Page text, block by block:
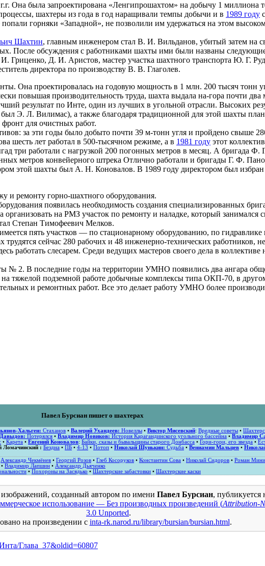
была запроектирована «Ленгипрошахтом» на добычу 1 миллиона
шахтеры из года в год наращивали темпы добычи и в 1989 году
горняки «Западной», не позволили им удержаться на этом
Шахтин, главным инженером стал В. И. Вильданов, убитый затем на
После обсуждения с работниками шахты ими были названы
Д. И. Аристов, мастер участка шахтного транспорта Ю. Г.
директора по производству В. В. Глаголев.
Она проектировалась на годовую мощность в 1 млн. 200 тысяч тонн
повышая производительность труда, шахта выдала на-гора почти
результат по Инте, один из лучших в угольной отрасли. Высоких
Э. Л. Вилимас), а также благодаря традиционной для этой шахты
для очистных работ.
за эти годы было добыто почти 39 м-тонн угля и пройдено свыше
шесть лет работал в 500-тысячном режиме, а в 1981 году этот
три работали с нагрузкой 200 погонных метров в месяц. А бригада Ф.
метров конвейерного штрека Отлично работали и бригады Г. Ф.
этой шахты был A. Н. Коновалов. В 1989 году директором был
ремонту горно-шахтного оборудования.
появилась необходимость создания специализированных
на РМЗ участок по ремонту и наладке, который занимался
Степан Тимофеевич Мелков.
пять участков — по стационарному оборудованию, по
сейчас 280 рабочих и 48 инженерно-технических работников,
работать слесарем. Среди ведущих мастеров своего дела в
№ 2. В последние годы на территории УМНО появились два ангара
тяжелой подземной работе добычные комплексы типа ОКП-70, в
и ремонтных работ. Все это делает работу УМНО более
Павел Бурсиан пишет о шахтерах
Хальген: Стаханов • Валерий Ухандеев: Новеллы • Виктор Мисевский: Вредные советы •
Потерялся • Владимир Новиков: История Карагандинского угольного бассейна • Владимир
• Карета • Евгений Коновалов: Байки, сказы и бывальщины старого Донбасса • Гори-гори, его звезда •
Ломачинский : Бездна • ПБ • 4-13 • Потоп • Николай Шунькин: Судьба • Вениамин Мальцев •
Александр Чекмёнев • Георгий Розов • Глеб Косоруков • Константин Сова • Николай Сидоров • Роман
• Владимир Лапшин • Александр Дьяченко
• Похороны на Засядько • Шахтерские забастовки • Шахтерские каски
созданный автором по имени Павел Бурсиан, публикуется
использование — Без производных произведений (Attribution-
3.0 Unported.
на произведении с inta-rk.narod.ru/library/bursian/bursian.html.
Глава_37&oldid=60807